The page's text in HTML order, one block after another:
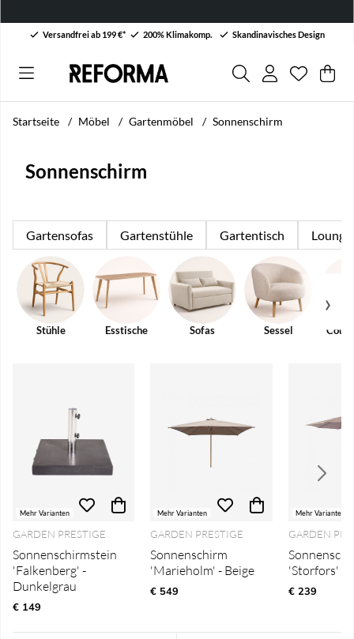
Versandfrei ab 199 €* 200% Klimakomp. Skandinavisches Design
Anzahl
. .
Startseite Möbel Gartenmöbel Sonnenschirm
Sonnenschirm
Gartensofas Gartenstühle Gartentisch
Stühle Esstische Sofas Sessel
Mehr Varianten
GARDEN PRESTIGE
Sonnenschirmstein
'Falkenberg' -
Dunkelgrau
€ 149
Mehr Varianten
GARDEN PRESTIGE
Sonnenschirm
'Marieholm' - Beige
€ 549
Mehr Varianten
GARDEN
'Storfors' -
€ 239